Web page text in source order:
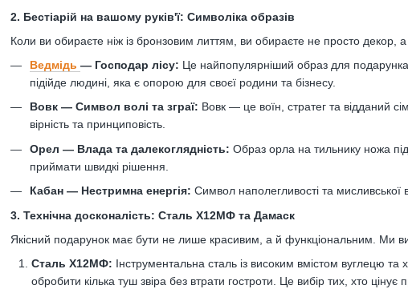
2. Бестіарій на вашому руків'ї: Символіка образів
Коли ви обираєте ніж із бронзовим литтям, ви обираєте не просто декор,
Ведмідь — Господар лісу: Це найпопулярніший образ для подарунка
підійде людині, яка є опорою для своєї родини та бізнесу.
Вовк — Символ волі та зграї: Вовк — це воїн, стратег та відданий
вірність та принциповість.
Орел — Влада та далекоглядність: Образ орла на тильнику ножа
приймати швидкі рішення.
Кабан — Нестримна енергія: Символ наполегливості та мисливської
3. Технічна досконалість: Сталь Х12МФ та Дамаск
Якісний подарунок має бути не лише красивим, а й функціональним. Ми
Сталь Х12МФ: Інструментальна сталь із високим вмістом вуглецю
обробити кілька туш звіра без втрати гостроти. Це вибір тих, хто цінує